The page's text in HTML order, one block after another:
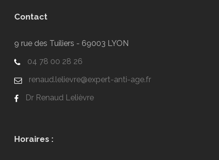
Contact
9 rue des Tuiliers - 69003 LYON
04 78 00 28 26
renaud.lelievre@expert-anti-age.fr
Dr Renaud Lelièvre
Horaires :